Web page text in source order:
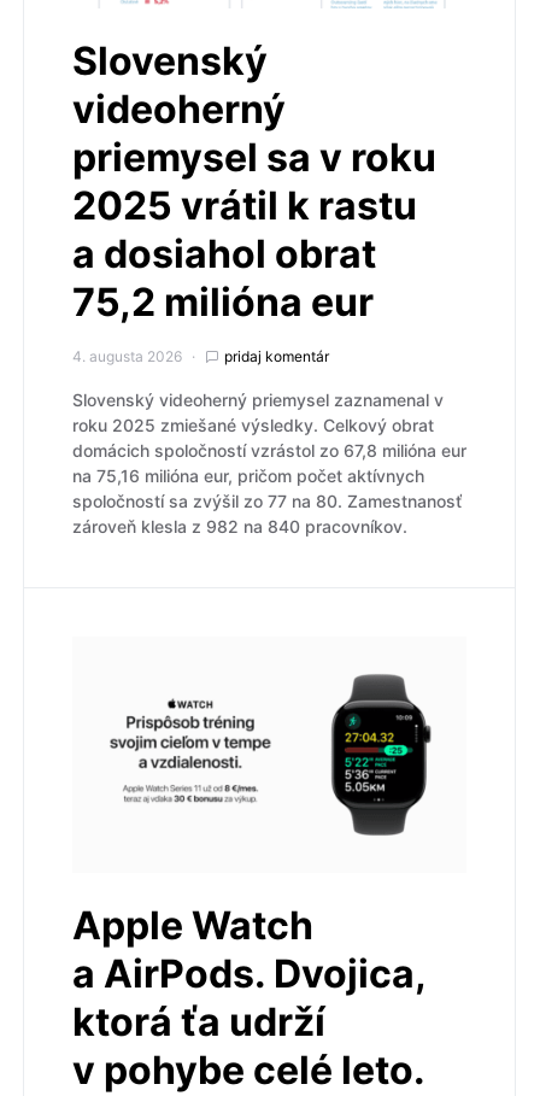
Slovenský
videoherný
priemysel sa v roku
2025 vrátil k rastu
a dosiahol obrat
75,2 milióna eur
4. augusta 2026 pridaj komentár
Slovenský videoherný priemysel zaznamenal v
roku 2025 zmiešané výsledky. Celkový obrat
domácich spoločností vzrástol zo 67,8 milióna eur
na 75,16 milióna eur, pričom počet aktívnych
spoločností sa zvýšil zo 77 na 80. Zamestnanosť
zároveň klesla z 982 na 840 pracovníkov.
Apple Watch
a AirPods. Dvojica,
ktorá ťa udrží
v pohybe celé leto.